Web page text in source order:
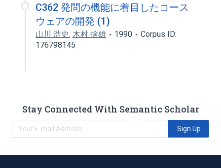
C362 発問の機能に着目したコース
ウェアの開発 (1)
山川 浩史, 木村 捨雄 1990
Corpus ID:
176798145
Stay Connected With Semantic Scholar
Sign Up